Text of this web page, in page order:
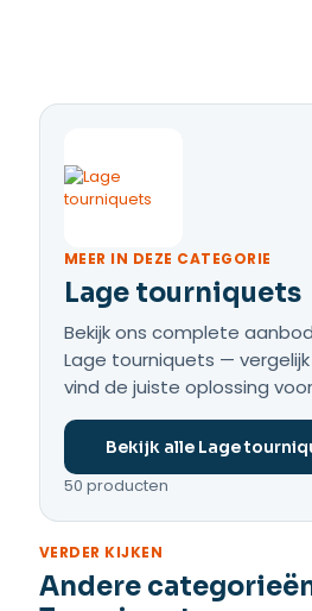
MEER IN DEZE CATEGORIE
Lage tourniquets
Bekijk ons complete
Lage tourniquets —
vind de juiste oplossing
Bekijk alle Lage
50 producten
VERDER KIJKEN
Andere